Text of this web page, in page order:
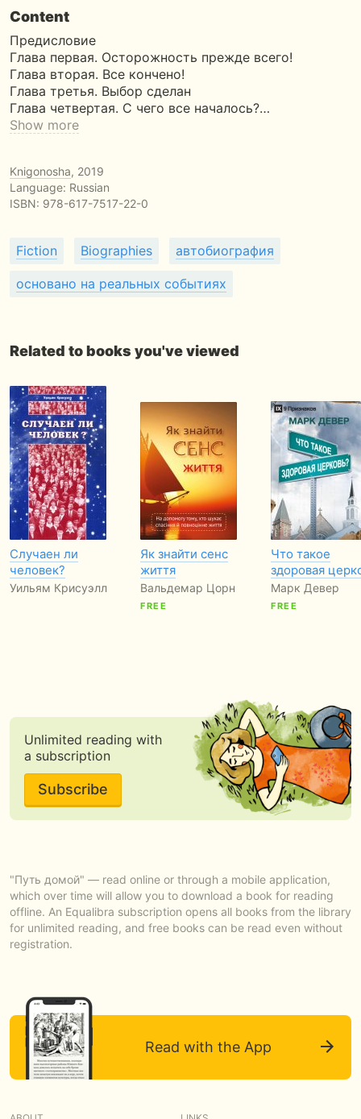
Content
Предисловие
Глава первая. Осторожность прежде всего!
Глава вторая. Все кончено!
Глава третья. Выбор сделан
Глава четвертая. С чего все началось?…
Show more
Knigonosha, 2019
Language: Russian
ISBN: 978-617-7517-22-0
Fiction Biographies автобиография
основано на реальных событиях
Related to books you've viewed
Случаен ли
человек?
Уильям Крисуэлл
Як знайти сенс
життя
Вальдемар Цорн
FREE
Что такое
здоровая
Марк Девер
FREE
Unlimited reading with
a subscription
Subscribe
"Путь домой" — read online or through a mobile application,
which over time will allow you to download a book for reading
offline. An Equalibra subscription opens all books from the library
for unlimited reading, and free books can be read even without
registration.
Read with the App